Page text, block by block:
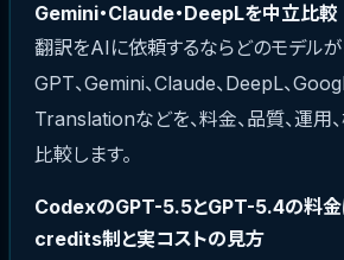
Gemini・Claude・DeepLを中立比較
翻訳をAIに依頼するならどのモデルが
GPT、Gemini、Claude、DeepL、
Translationなどを、料金、品質、運用
比較します。
CodexのGPT-5.5とGPT-5.4の料金
credits制と実コストの見方